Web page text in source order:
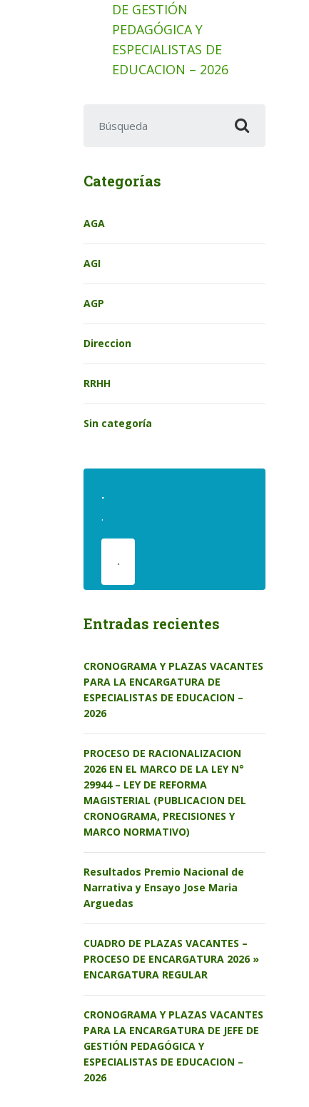
DE GESTIÓN
PEDAGÓGICA Y
ESPECIALISTAS DE
EDUCACION – 2026
Categorías
AGA
AGI
AGP
Direccion
RRHH
Sin categoría
.
.
.
Entradas recientes
CRONOGRAMA Y PLAZAS VACANTES
PARA LA ENCARGATURA DE
ESPECIALISTAS DE EDUCACION –
2026
PROCESO DE RACIONALIZACION
2026 EN EL MARCO DE LA LEY N°
29944 – LEY DE REFORMA
MAGISTERIAL (PUBLICACION DEL
CRONOGRAMA, PRECISIONES Y
MARCO NORMATIVO)
Resultados Premio Nacional de
Narrativa y Ensayo Jose Maria
Arguedas
CUADRO DE PLAZAS VACANTES –
PROCESO DE ENCARGATURA 2026 »
ENCARGATURA REGULAR
CRONOGRAMA Y PLAZAS VACANTES
PARA LA ENCARGATURA DE JEFE DE
GESTIÓN PEDAGÓGICA Y
ESPECIALISTAS DE EDUCACION –
2026